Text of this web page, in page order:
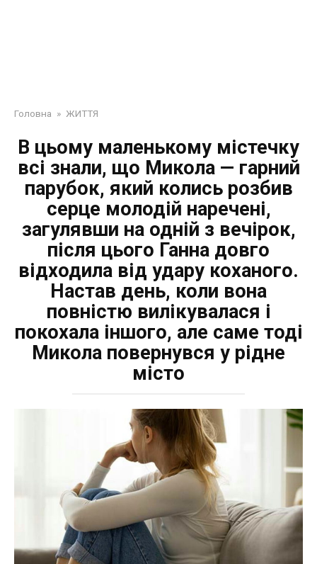
Головна » ЖИТТЯ
В цьому маленькому містечку
всі знали, що Микола — гарний
парубок, який колись розбив
серце молодій наречені,
загулявши на одній з вечірок,
після цього Ганна довго
відходила від удару коханого.
Настав день, коли вона
повністю вилікувалася і
покохала іншого, але саме тоді
Микола повернувся у рідне
місто